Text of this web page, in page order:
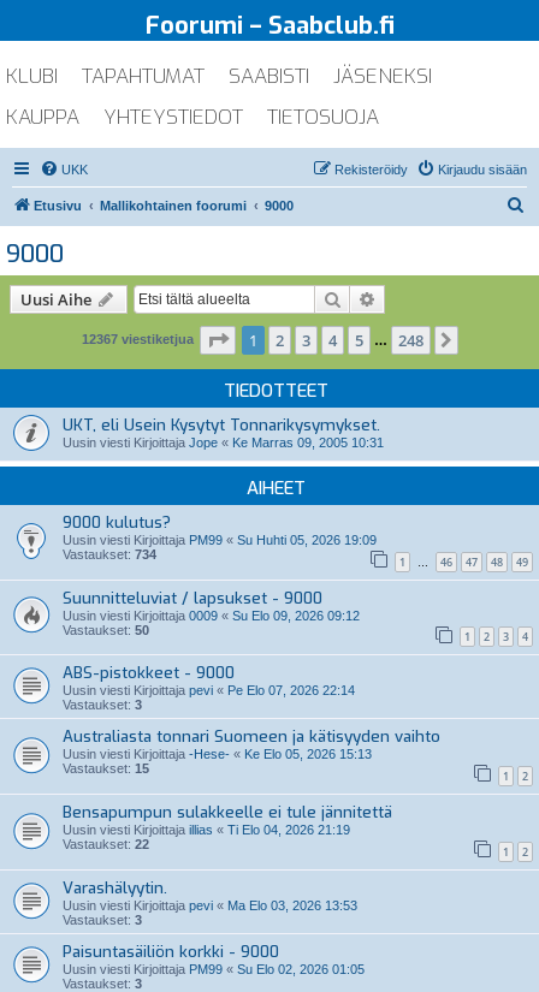
Foorumi – Saabclub.fi
KLUBI TAPAHTUMAT SAABISTI
JÄSENEKSI
KAUPPA
YHTEYSTIEDOT TIETOSUOJA
UKK Kirjaudu sisään
Rekisteröidy
Etusivu Mallikohtainen foorumi 9000
9000
Uusi Aihe Etsi
12367 viestiketjua Sivu /248
1 2 3 4 5 … 248
TIEDOTTEET
UKT, eli Usein Kysytyt Tonnarikysymykset.
Uusin viesti Kirjoittaja Jope « Ke Marras 09, 2005 10:31
AIHEET
9000 kulutus?
Uusin viesti Kirjoittaja PM99 « Su Huhti 05, 2026 19:09
Vastaukset: 734 1 … 46 47 48 49
Suunnitteluviat / lapsukset - 9000
Uusin viesti Kirjoittaja 0009 « Su Elo 09, 2026 09:12
Vastaukset: 50 1 2 3 4
ABS-pistokkeet - 9000
Uusin viesti Kirjoittaja pevi « Pe Elo 07, 2026 22:14
Vastaukset: 3
Australiasta tonnari Suomeen ja kätisyyden vaihto
Uusin viesti Kirjoittaja -Hese- « Ke Elo 05, 2026 15:13
Vastaukset: 15 1 2
Bensapumpun sulakkeelle ei tule jännitettä
Uusin viesti Kirjoittaja illias « Ti Elo 04, 2026 21:19
Vastaukset: 22 1 2
Varashälyytin.
Uusin viesti Kirjoittaja pevi « Ma Elo 03, 2026 13:53
Vastaukset: 3
Paisuntasäiliön korkki - 9000
Uusin viesti Kirjoittaja PM99 « Su Elo 02, 2026 01:05
Vastaukset: 3